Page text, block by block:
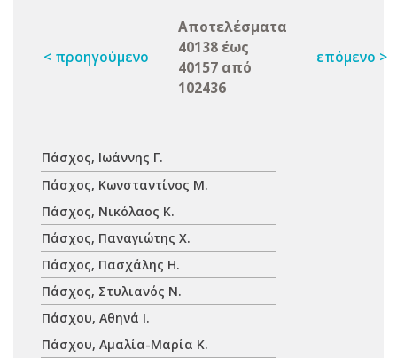
< προηγούμενο
Αποτελέσματα
40138 έως
40157 από
102436
επόμενο >
Πάσχος, Ιωάννης Γ.
Πάσχος, Κωνσταντίνος Μ.
Πάσχος, Νικόλαος Κ.
Πάσχος, Παναγιώτης Χ.
Πάσχος, Πασχάλης Η.
Πάσχος, Στυλιανός Ν.
Πάσχου, Αθηνά Ι.
Πάσχου, Αμαλία-Μαρία Κ.